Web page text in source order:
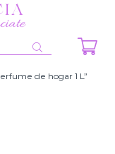
de hogar 1 L”